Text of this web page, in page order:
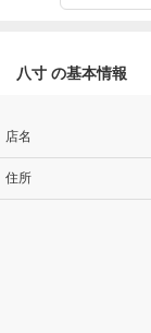
八寸 の基本情報
店名
住所